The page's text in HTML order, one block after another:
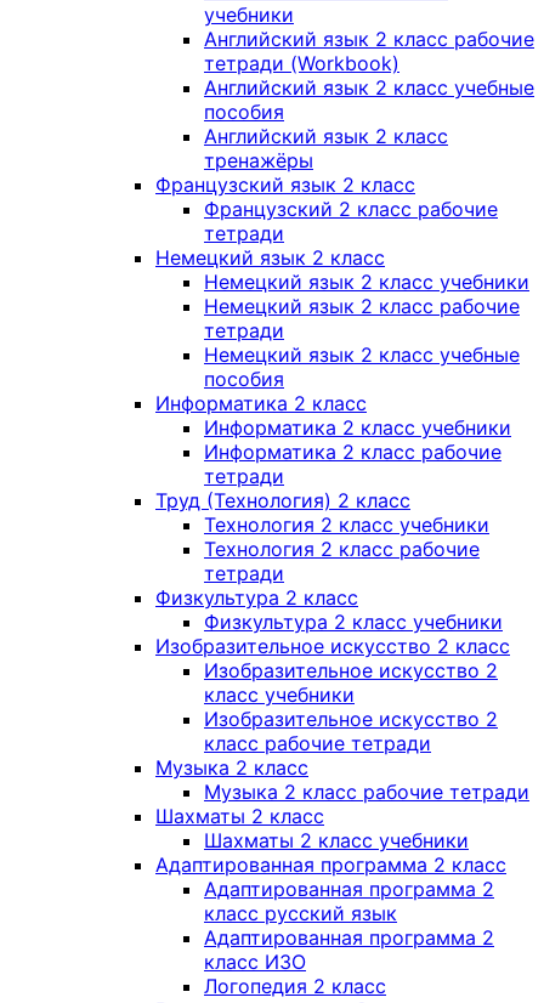
учебники
Английский язык 2 класс рабочие
тетради (Workbook)
Английский язык 2 класс учебные
пособия
Английский язык 2 класс
тренажёры
Французский язык 2 класс
Французский 2 класс рабочие
тетради
Немецкий язык 2 класс
Немецкий язык 2 класс учебники
Немецкий язык 2 класс рабочие
тетради
Немецкий язык 2 класс учебные
пособия
Информатика 2 класс
Информатика 2 класс учебники
Информатика 2 класс рабочие
тетради
Труд (Технология) 2 класс
Технология 2 класс учебники
Технология 2 класс рабочие
тетради
Физкультура 2 класс
Физкультура 2 класс учебники
Изобразительное искусство 2 класс
Изобразительное искусство 2
класс учебники
Изобразительное искусство 2
класс рабочие тетради
Музыка 2 класс
Музыка 2 класс рабочие тетради
Шахматы 2 класс
Шахматы 2 класс учебники
Адаптированная программа 2 класс
Адаптированная программа 2
класс русский язык
Адаптированная программа 2
класс ИЗО
Логопедия 2 класс